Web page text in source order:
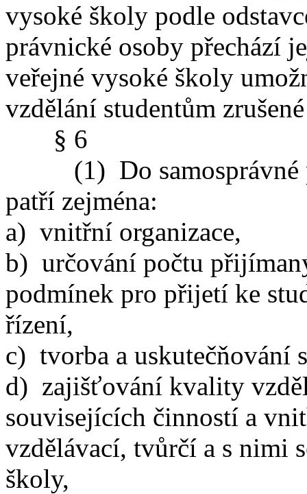
vysoké školy podle
právnické osoby přechází
veřejné vysoké školy
vzdělání studentům
§ 6
(1) Do samosprávné
patří zejména:
a) vnitřní organizace,
b) určování počtu
podmínek pro přijetí ke
řízení,
c) tvorba a uskutečňování
d) zajišťování kvality
souvisejících činností a
vzdělávací, tvůrčí a s nimi
školy,